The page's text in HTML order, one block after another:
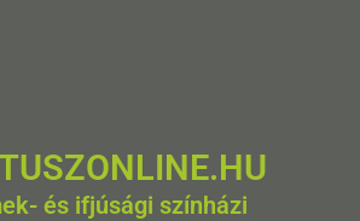
és ifjúsági színházi